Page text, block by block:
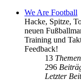
We Are Football
Hacke, Spitze,
neuen
Training und
Feedback!
13 Themen
296
Letzter